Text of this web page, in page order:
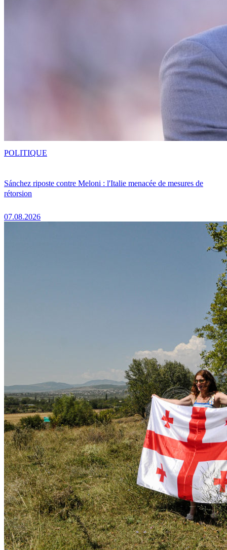
Sánchez riposte contre Meloni : l'Italie menacée de mesures de
rétorsion
07.08.2026
POLITIQUE